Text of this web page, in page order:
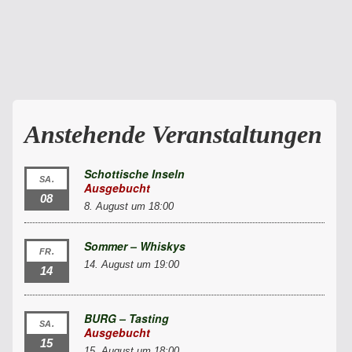
Anstehende Veranstaltungen
SA.
08
Schottische Inseln
Ausgebucht
8. August um 18:00
FR.
14
Sommer – Whiskys
14. August um 19:00
SA.
15
BURG – Tasting
Ausgebucht